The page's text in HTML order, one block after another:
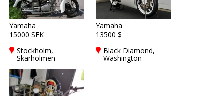
Yamaha
15000 SEK
Stockholm,
Skärholmen
Yamaha
13500 $
Black Diamond,
Washington